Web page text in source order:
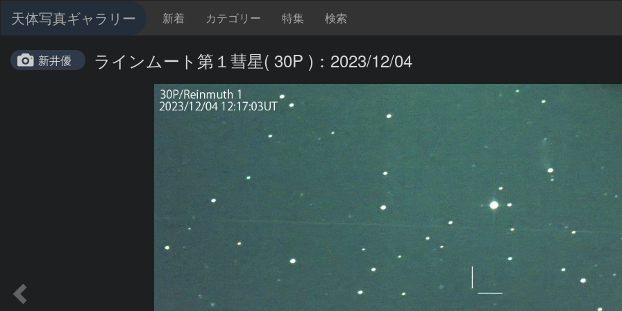
天体写真ギャラリー 新着 カテゴリー 特集 検索
新井優 ラインムート第１彗星( 30P )：2023/12/04